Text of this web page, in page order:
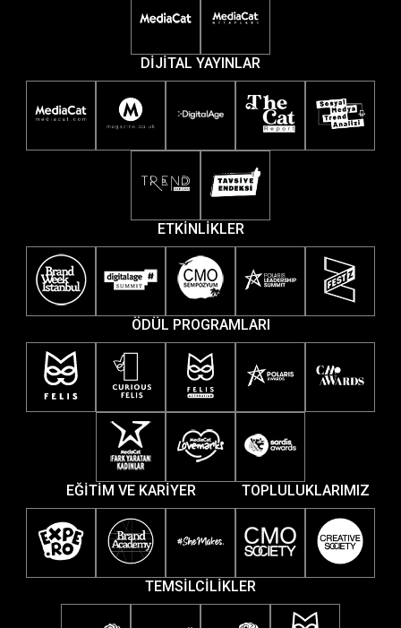
DİJİTAL YAYINLAR
ETKİNLİKLER
ÖDÜL PROGRAMLARI
EĞİTİM VE KARİYER TOPLULUKLARIMIZ
TEMSİLCİLİKLER